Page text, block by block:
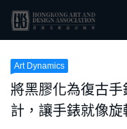
Art Dynamics
將黑膠化為復古
計，讓手錶就像